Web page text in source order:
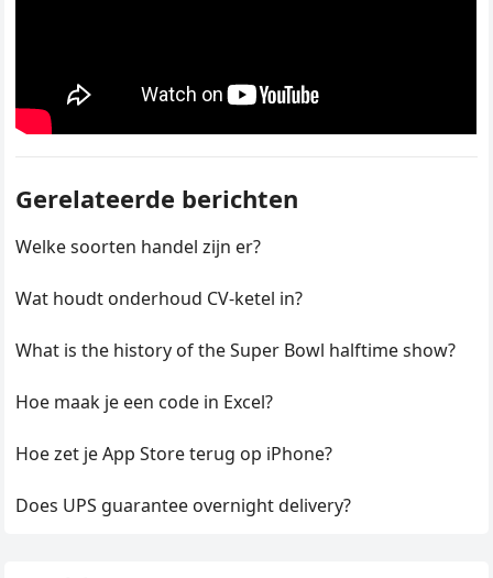
Gerelateerde berichten
Welke soorten handel zijn er?
Wat houdt onderhoud CV-ketel in?
What is the history of the Super Bowl halftime show?
Hoe maak je een code in Excel?
Hoe zet je App Store terug op iPhone?
Does UPS guarantee overnight delivery?